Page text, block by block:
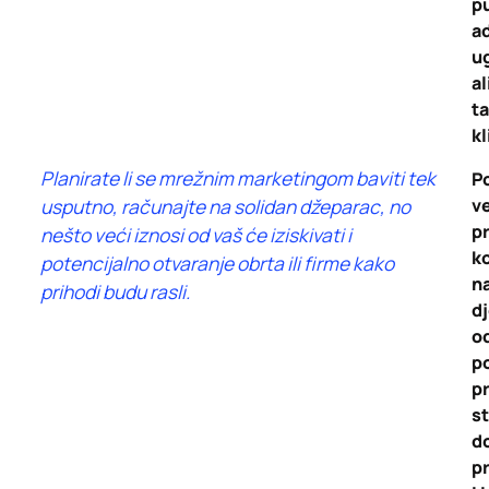
Planirate li se mrežnim marketingom baviti tek
usputno, računajte na solidan džeparac, no
nešto veći iznosi od vaš će iziskivati i
potencijalno otvaranje obrta ili firme kako
prihodi budu rasli.